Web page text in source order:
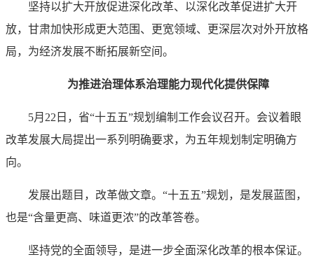
坚持以扩大开放促进深化改革、以深化改革促进扩大开
放，甘肃加快形成更大范围、更宽领域、更深层次对外开放格
局，为经济发展不断拓展新空间。
为推进治理体系治理能力现代化提供保障
5月22日，省“十五五”规划编制工作会议召开。会议着眼
改革发展大局提出一系列明确要求，为五年规划制定明确方
向。
发展出题目，改革做文章。“十五五”规划，是发展蓝图，
也是“含量更高、味道更浓”的改革答卷。
坚持党的全面领导，是进一步全面深化改革的根本保证。